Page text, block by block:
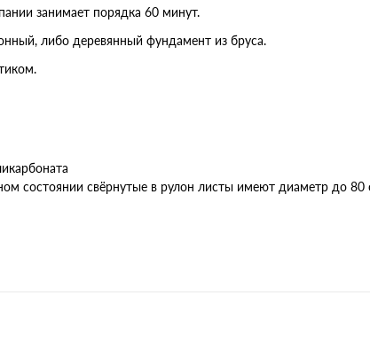
занимает порядка 60 минут.
либо деревянный фундамент из бруса.
состоянии свёрнутые в рулон листы имеют диаметр до